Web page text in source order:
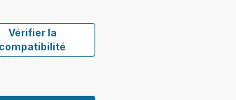
Vérifier la
compatibilité